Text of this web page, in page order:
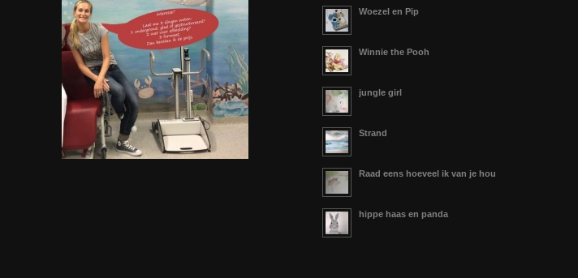
Woezel en Pip
Winnie the Pooh
jungle girl
Strand
Raad eens hoeveel ik van je hou
hippe haas en panda